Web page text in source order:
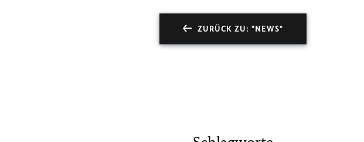
ZURÜCK ZU: "NEWS"